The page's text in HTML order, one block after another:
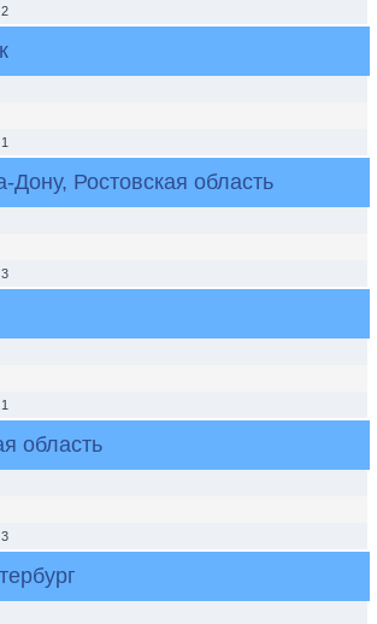
2
1
Дону, Ростовская область
3
1
область
3